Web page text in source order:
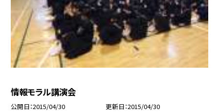
情報モラル講演会
公開日 2015/04/30 更新日 2015/04/30